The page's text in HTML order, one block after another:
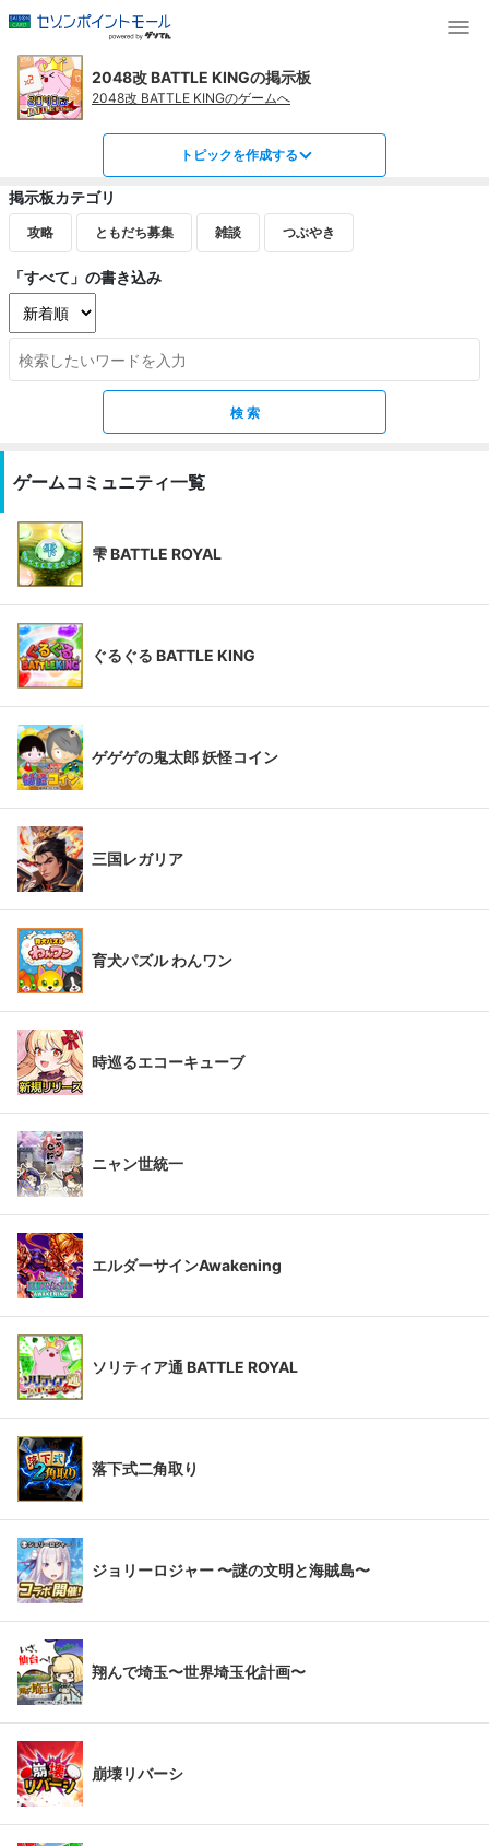
2048改 BATTLE KINGの掲示板
2048改 BATTLE KINGのゲームへ
トピックを作成する
掲示板カテゴリ
攻略 ともだち募集 雑談 つぶやき
「すべて」の書き込み
ゲームコミュニティ一覧
雫 BATTLE ROYAL
ぐるぐる BATTLE KING
ゲゲゲの鬼太郎 妖怪コイン
三国レガリア
育犬パズル わんワン
時巡るエコーキューブ
ニャン世統一
エルダーサインAwakening
ソリティア通 BATTLE ROYAL
落下式二角取り
ジョリーロジャー 〜謎の文明と海賊島〜
翔んで埼玉〜世界埼玉化計画〜
崩壊リバーシ